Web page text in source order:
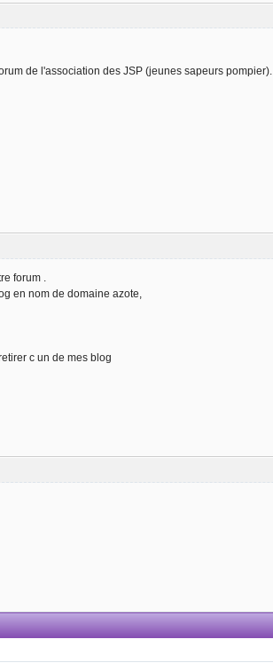
de l'association des JSP (jeunes sapeurs pompier).
forum .
en nom de domaine azote,
c un de mes blog